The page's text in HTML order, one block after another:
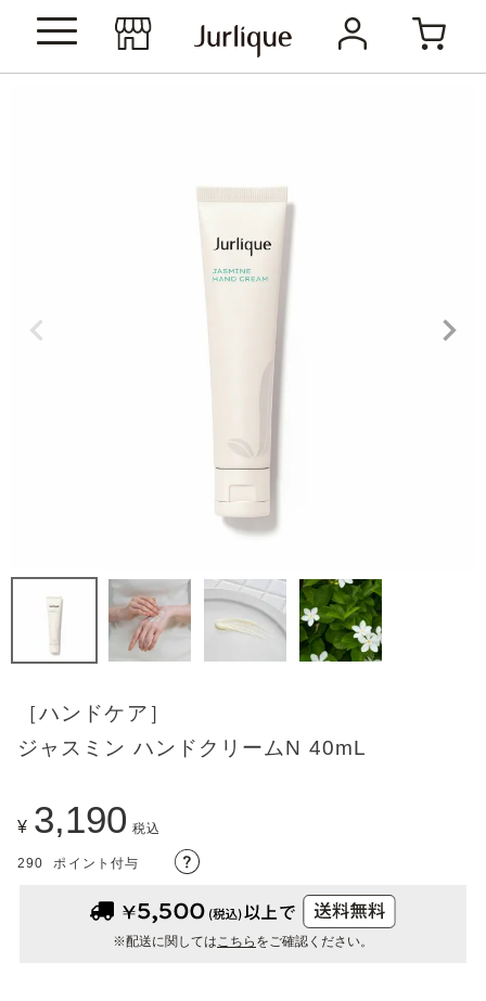
［ハンドケア］
ジャスミン ハンドクリームN 40mL
¥ 3,190 税込
290 ポイント付与
※配送に関してはこちら をご確認ください。